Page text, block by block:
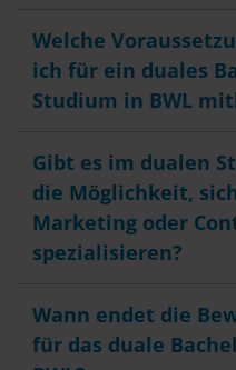
Welche
ich für ein duales
Studium in BWL
Gibt es im dualen
die Möglichkeit,
Marketing oder
spezialisieren?
Wann endet die
für das duale